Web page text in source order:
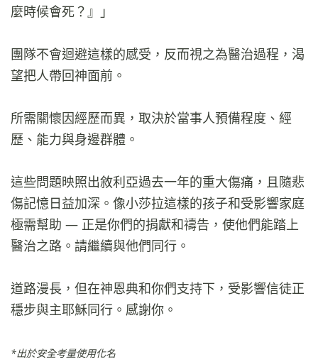
麼時候會死？』」
團隊不會迴避這樣的感受，反而視之為醫治過程，渴
望把人帶回神面前。
所需關懷因經歷而異，取決於當事人預備程度、經
歷、能力與身邊群體。
這些問題映照出敘利亞過去一年的重大傷痛，且隨悲
傷記憶日益加深。像小莎拉這樣的孩子和受影響家庭
極需幫助 — 正是你們的捐獻和禱告，使他們能踏上
醫治之路。請繼續與他們同行。
道路漫長，但在神恩典和你們支持下，受影響信徒正
穩步與主耶穌同行。感謝你。
*出於安全考量使用化名